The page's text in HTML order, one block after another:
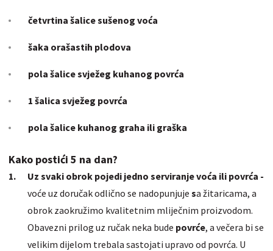
četvrtina šalice sušenog voća
šaka orašastih plodova
pola šalice svježeg kuhanog povrća
1 šalica svježeg povrća
pola šalice kuhanog graha ili graška
Kako postići 5 na dan?
Uz svaki obrok pojedi jedno serviranje voća ili povrća -
voće uz doručak odlično se nadopunjuje sa žitaricama, a
obrok zaokružimo kvalitetnim mliječnim proizvodom.
Obavezni prilog uz ručak neka bude povrće, a večera bi se
velikim dijelom trebala sastojati upravo od povrća. U